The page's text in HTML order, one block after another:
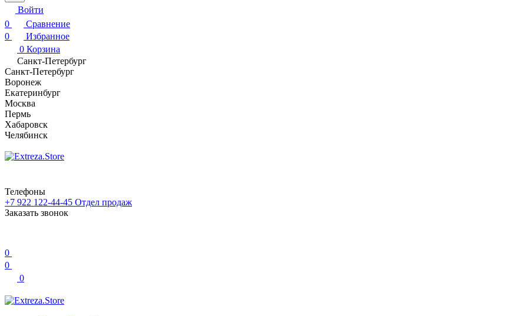
Войти
0
Сравнение
0
Избранное
0 Корзина
Санкт-Петербург
Санкт-Петербург
Воронеж
Екатеринбург
Москва
Пермь
Хабаровск
Челябинск
Телефоны
+7 922 122-44-45 Отдел продаж
Заказать звонок
0
0
0